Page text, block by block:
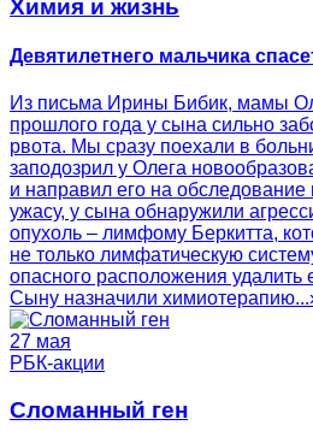
Химия и жизнь
Девятилетнего мальчика
Из письма Ирины Бибик, мамы
прошлого года у сына сильно
рвота. Мы сразу поехали в
заподозрил у Олега
и направил его на
ужасу, у сына обнаружили
опухоль – лимфому Беркитта,
не только лимфатическую
опасного расположения
Сыну назначили
27 мая
РБК-акции
Сломанный ген